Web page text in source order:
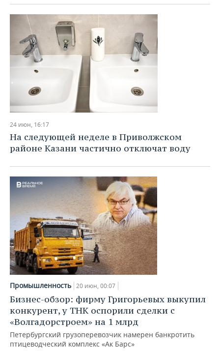
24 июн, 16:17
На следующей неделе в Приволжском
районе Казани частично отключат воду
Промышленность 20 июн, 00:07
Бизнес-обзор: фирму Григорьевых выкупил
конкурент, у ТНК оспорили сделки с
«Волгадорстроем» на 1 млрд
Петербургский грузоперевозчик намерен банкротить
птицеводческий комплекс «Ак Барс»